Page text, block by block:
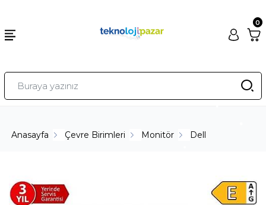
0
Anasayfa Çevre Birimleri Monitör Dell